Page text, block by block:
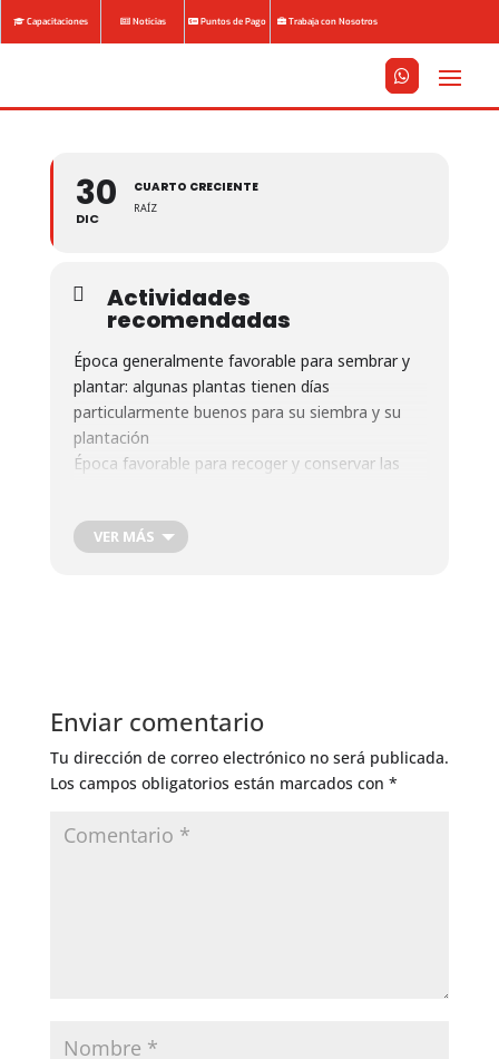
Capacitaciones Noticias Puntos de Pago Trabaja con Nosotros



30
DIC
CUARTO CRECIENTE
RAÍZ
Actividades
recomendadas
Época generalmente favorable para sembrar y
plantar: algunas plantas tienen días
particularmente buenos para su siembra y su
plantación
Época favorable para recoger y conservar las
VER MÁS
Enviar comentario
Tu dirección de correo electrónico no será publicada.
Los campos obligatorios están marcados con *